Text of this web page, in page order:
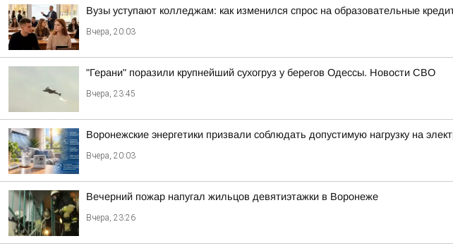
Вузы уступают колледжам: как изменился спрос на образовательные
Вчера, 20:03
"Герани" поразили крупнейший сухогруз у берегов Одессы. Новости СВО
Вчера, 23:45
Воронежские энергетики призвали соблюдать допустимую нагрузку на
Вчера, 20:03
Вечерний пожар напугал жильцов девятиэтажки в Воронеже
Вчера, 23:26